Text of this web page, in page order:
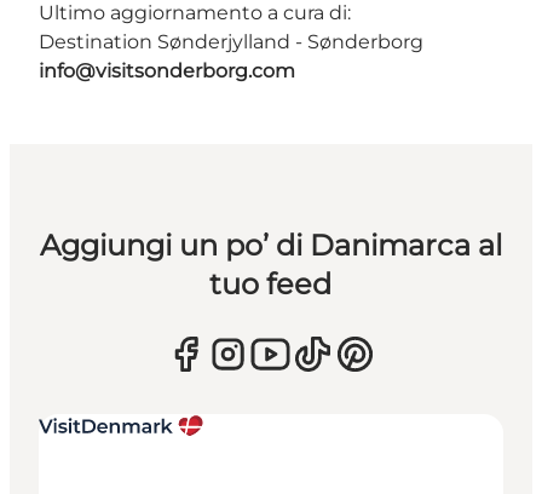
Ultimo aggiornamento a cura di:
Destination Sønderjylland - Sønderborg
info@visitsonderborg.com
Aggiungi un po’ di Danimarca al
tuo feed